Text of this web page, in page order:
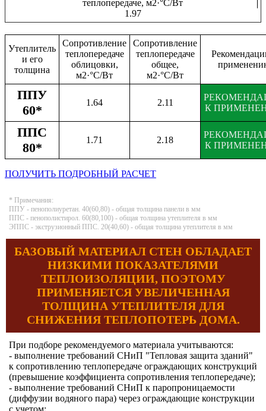
теплопередаче, м2·°C/Вт
1.97
Утеплитель
и его
толщина
Сопротивление
теплопередаче
облицовки,
м2·°C/Вт
Сопротивление
теплопередаче
общее,
м2·°C/Вт
ППУ
60*
1.64 2.11
К
ППС
80*
1.71 2.18
К
ПОЛУЧИТЬ ПОДРОБНЫЙ РАСЧЕТ
* Примечания:
ППУ - пенополиуретан. 40(60,80) - общая толщина панели в мм
ППС - пенополистирол. 60(80,100) - общая толщина утеплителя в мм
ЭППС - экструзионный ППС. 20(40,60) - общая толщина утеплителя в мм
БАЗОВЫЙ МАТЕРИАЛ СТЕН ОБЛАДАЕТ
НИЗКИМИ ПОКАЗАТЕЛЯМИ
ТЕПЛОИЗОЛЯЦИИ, ПОЭТОМУ
ПРИМЕНЯЕТСЯ УВЕЛИЧЕННАЯ
ТОЛЩИНА УТЕПЛИТЕЛЯ ДЛЯ
СНИЖЕНИЯ ТЕПЛОПОТЕРЬ ДОМА.
При подборе рекомендуемого материала учитываются:
- выполнение требований СНиП "Тепловая защита зданий"
к сопротивлению теплопередаче ограждающих конструкций
(превышение коэффициента сопротивления теплопередаче);
- выполнение требований СНиП к паропроницаемости
(диффузии водяного пара) через ограждающие конструкции
с учетом: